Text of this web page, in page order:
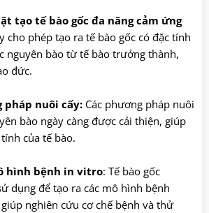
tạo tế bào gốc đa năng cảm ứng
cho phép tạo ra tế bào gốc có đặc tính
nguyên bào từ tế bào trưởng thành,
đức.
pháp nuôi cấy: Các phương pháp nuôi
bào ngày càng được cải thiện, giúp
của tế bào.
hình bệnh in vitro: Tế bào gốc
dụng để tạo ra các mô hình bệnh
nghiên cứu cơ chế bệnh và thử